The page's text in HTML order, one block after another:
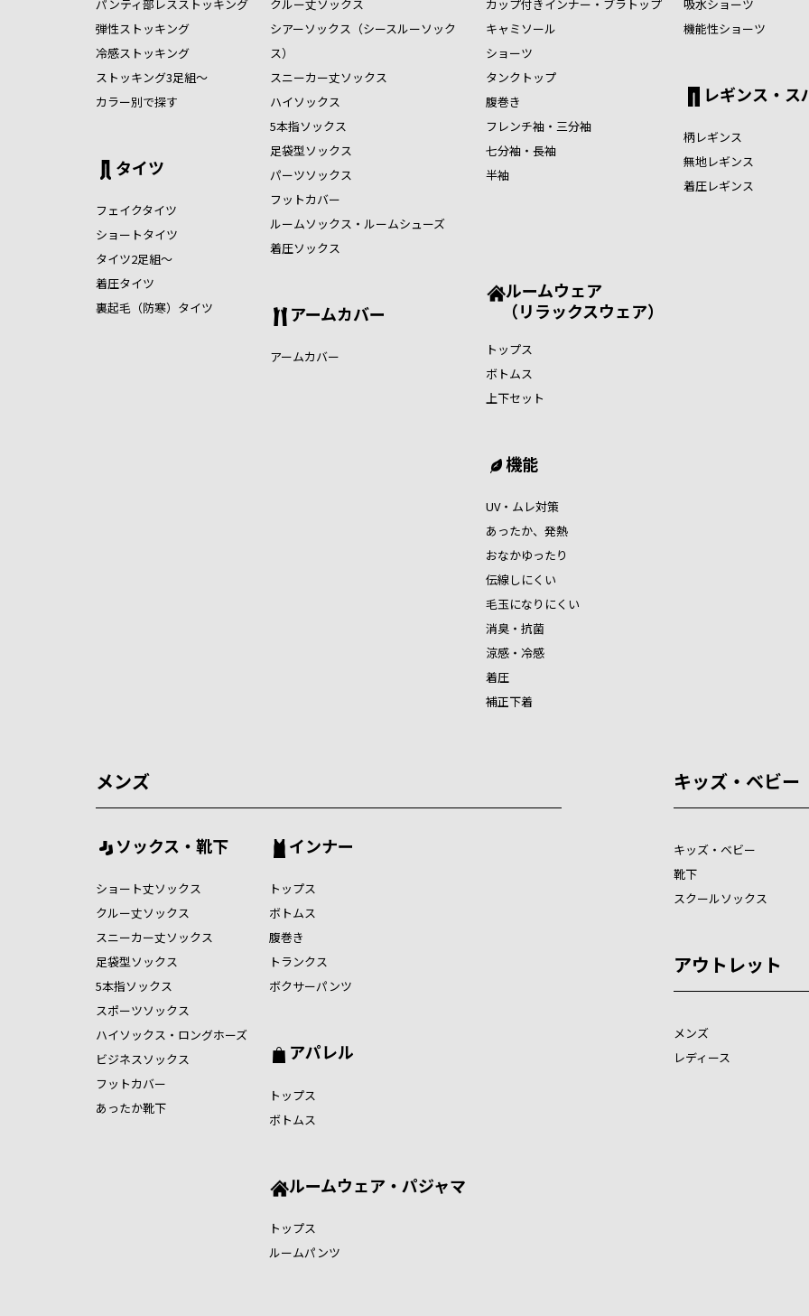
パンティ部レスストッキング
弾性ストッキング
冷感ストッキング
ストッキング3足組～
カラー別で探す
タイツ
フェイクタイツ
ショートタイツ
タイツ2足組～
着圧タイツ
裏起毛（防寒）タイツ
クルー丈ソックス
シアーソックス（シースルーソック
ス）
スニーカー丈ソックス
ハイソックス
5本指ソックス
足袋型ソックス
パーツソックス
フットカバー
ルームソックス・ルームシューズ
着圧ソックス
アームカバー
アームカバー
カップ付きインナー・ブラトップ
キャミソール
ショーツ
タンクトップ
腹巻き
フレンチ袖・三分袖
七分袖・長袖
半袖
吸水ショーツ
機能性ショーツ
レギンス・ス
柄レギンス
無地レギンス
着圧レギンス
ルームウェア
（リラックスウェア）
トップス
ボトムス
上下セット
機能
UV・ムレ対策
あったか、発熱
おなかゆったり
伝線しにくい
毛玉になりにくい
消臭・抗菌
涼感・冷感
着圧
補正下着
メンズ
ソックス・靴下
ショート丈ソックス
クルー丈ソックス
スニーカー丈ソックス
足袋型ソックス
5本指ソックス
スポーツソックス
ハイソックス・ロングホーズ
ビジネスソックス
フットカバー
あったか靴下
インナー
トップス
ボトムス
腹巻き
トランクス
ボクサーパンツ
アパレル
トップス
ボトムス
ルームウェア・パジャマ
トップス
ルームパンツ
キッズ・ベビー
キッズ・ベビー
靴下
スクールソックス
アウトレット
メンズ
レディース